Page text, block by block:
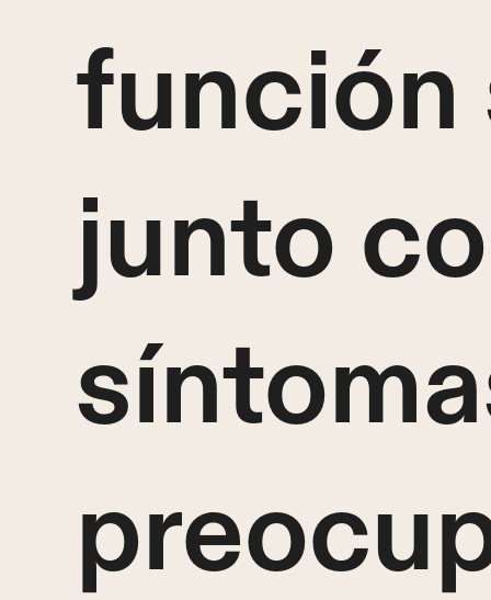
función
junto